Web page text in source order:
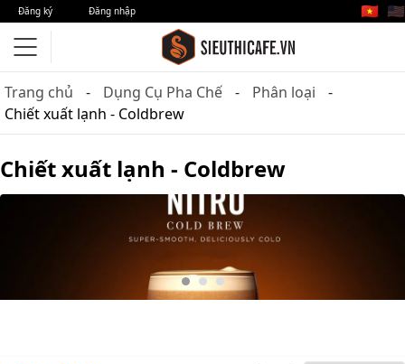
Đăng ký Đăng nhập 🇻🇳 🇺🇸
Trang chủ Dụng Cụ Pha Chế
Phân loại
Chiết xuất lạnh - Coldbrew
Chiết xuất lạnh - Coldbrew